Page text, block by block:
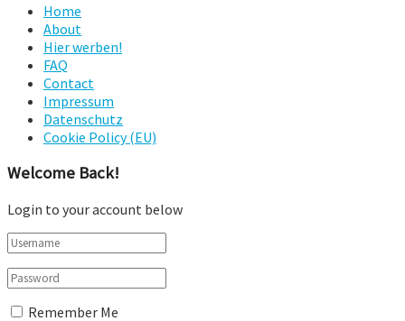
Home
About
Hier werben!
FAQ
Contact
Impressum
Datenschutz
Cookie Policy (EU)
Welcome Back!
Login to your account below
Remember Me